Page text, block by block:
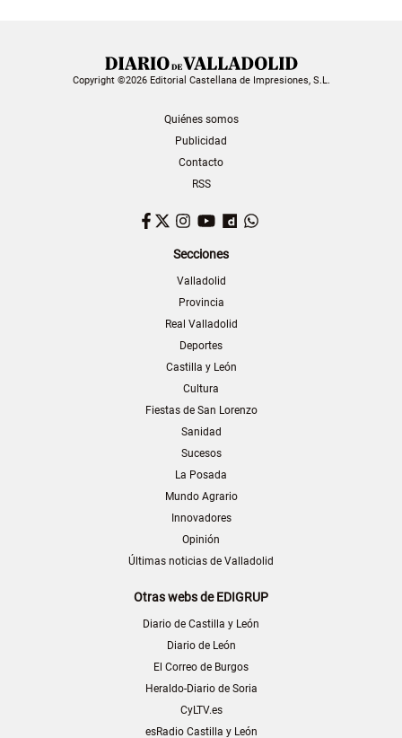
Copyright ©2026 Editorial Castellana de Impresiones, S.L.
Quiénes somos
Publicidad
Contacto
RSS
Facebook
TwitterInstagram
YouTubeDailymotion
Secciones
Valladolid
Provincia
Real Valladolid
Deportes
Castilla y León
Cultura
Fiestas de San Lorenzo
Sanidad
Sucesos
La Posada
Mundo Agrario
Innovadores
Opinión
Últimas noticias de Valladolid
Otras webs de EDIGRUP
Diario de Castilla y León
Diario de León
El Correo de Burgos
Heraldo-Diario de Soria
CyLTV.es
esRadio Castilla y León